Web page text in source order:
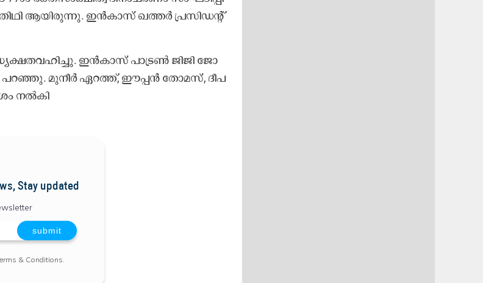
ആ​യി​രു​ന്നു. ഇ​ൻ​കാ​സ് ഖ​ത്ത​ർ പ്ര​സി​ഡ​ന്റ്‌
ഇ​ൻ​കാ​സ് പാ​ട്ര​ൺ ജി​ജി ജോ​
പ​റ​ഞ്ഞു. മു​നീ​ർ ഏ​റ​ത്ത്‌, ഈ​പ്പ​ൻ തോ​മ​സ്, ദീ​പ​
ന​ൽ​കി
Stay updated
& Conditions